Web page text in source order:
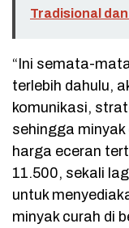
Tradisional
“Ini semata-
terlebih dahulu,
komunikasi,
sehingga
harga eceran
11.500, sekali
untuk
minyak curah di